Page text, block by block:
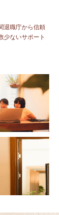
退職庁から信頼
少ないサポート